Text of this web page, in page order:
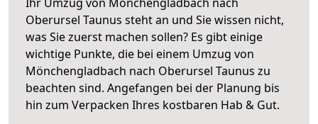
Oberursel Taunus steht an und Sie wissen nicht,
was Sie zuerst machen sollen? Es gibt einige
wichtige Punkte, die bei einem Umzug von
Mönchengladbach nach Oberursel Taunus zu
beachten sind. Angefangen bei der Planung bis
hin zum Verpacken Ihres kostbaren Hab & Gut.